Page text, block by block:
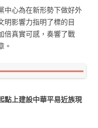
中心為在新形勢下做好外
明影響力指明了標的目
倍真實可感，奏響了戰
。
點上建設中華平易近族現